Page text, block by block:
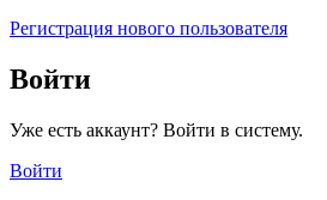
Регистрация нового пользователя
Войти
Уже есть аккаунт? Войти в систему.
Войти